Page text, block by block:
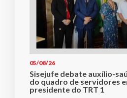
05/08/26
Sisejufe debate auxílio-
do quadro de servidores
presidente do TRT 1